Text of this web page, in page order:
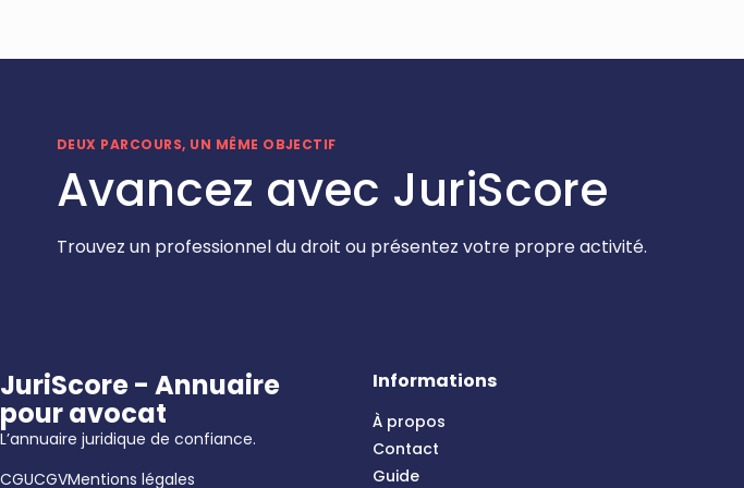
DEUX PARCOURS, UN MÊME OBJECTIF
Avancez avec JuriScore
Trouvez un professionnel du droit ou présentez votre propre activité.
JuriScore - Annuaire
pour avocat
L’annuaire juridique de confiance.
CGUCGVMentions légales
Informations
À propos
Contact
Guide